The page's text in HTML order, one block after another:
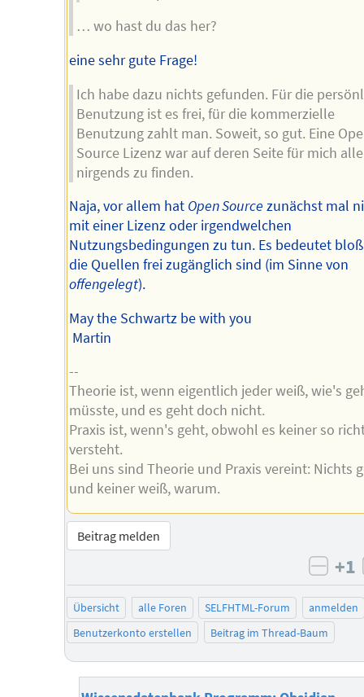
… wo hast du das her?
eine sehr gute Frage!
Ich habe dazu nichts gefunden. Für die
Benutzung ist es frei, für die kommerzielle
Benutzung zahlt man. Soweit, so gut. Eine
Source Lizenz war auf deren Seite für mich
nirgends zu finden.
Naja, vor allem hat Open Source zunächst mal
mit einer Lizenz oder irgendwelchen
Nutzungsbedingungen zu tun. Es bedeutet
die Quellen frei zugänglich sind (im Sinne von
offengelegt).
May the Schwartz be with you
Martin
--
Theorie ist, wenn eigentlich jeder weiß, wie's
müsste, und es geht doch nicht.
Praxis ist, wenn's geht, obwohl es keiner so
versteht.
Bei uns sind Theorie und Praxis vereint: Nichts
und keiner weiß, warum.
Beitrag melden
+1
Übersicht alle Foren SELFHTML-Forum
anmelden
Benutzerkonto erstellen
Beitrag im Thread-Baum